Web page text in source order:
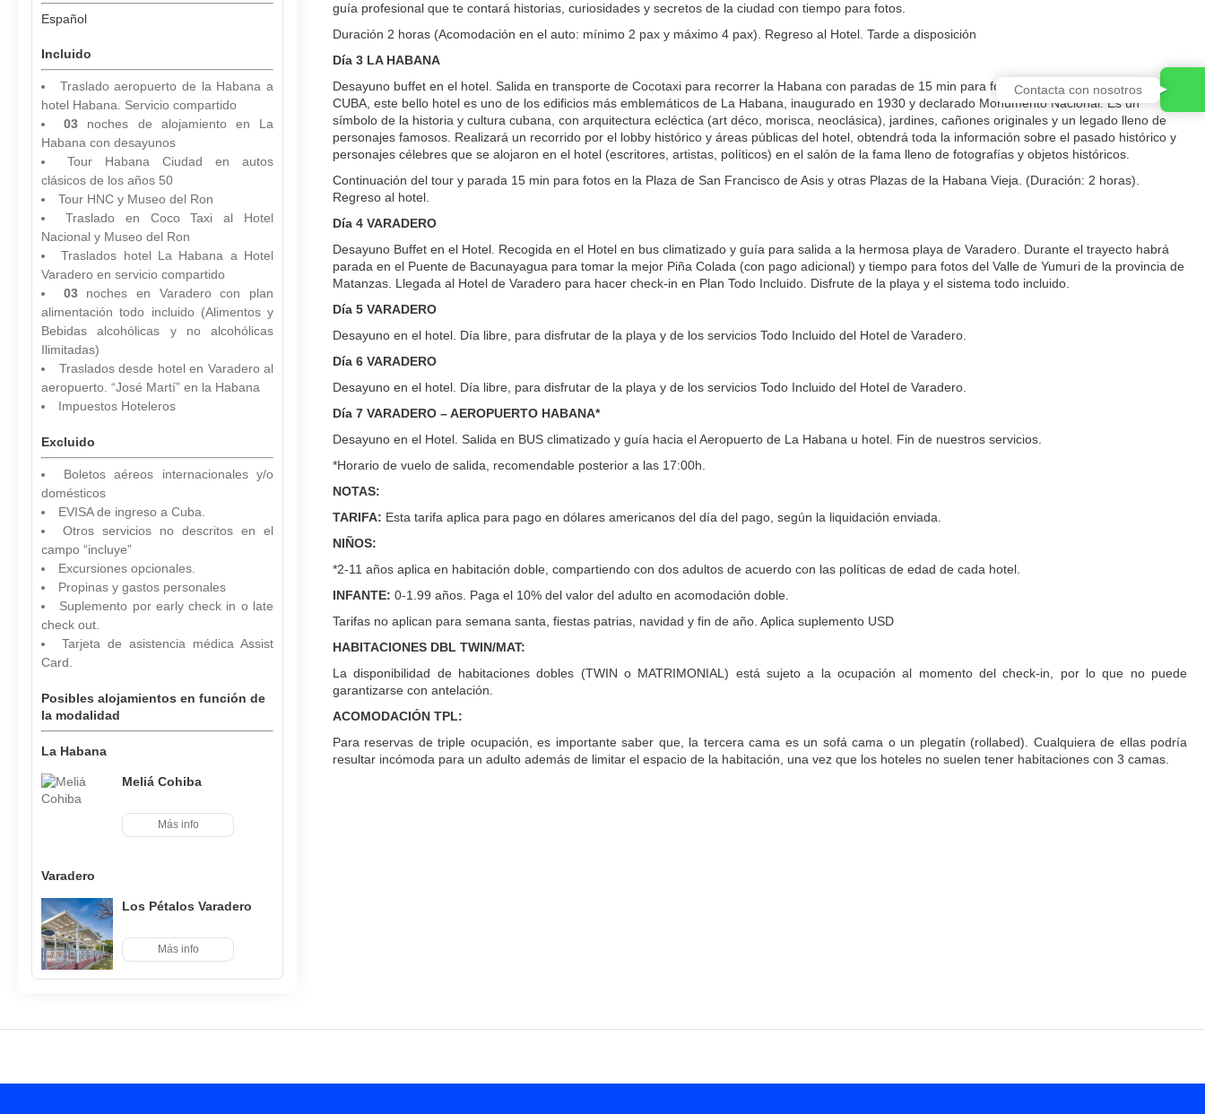
guía profesional que te contará historias, curiosidades y secretos de la ciudad con tiempo para fotos.
Duración 2 horas (Acomodación en el auto: mínimo 2 pax y máximo 4 pax). Regreso al Hotel. Tarde a disposición
Día 3 LA HABANA
Desayuno buffet en el hotel. Salida en transporte de Cocotaxi para recorrer la Habana con paradas de 15 min para fotos en el Hotel NACIONAL DE
CUBA, este bello hotel es uno de los edificios más emblemáticos de La Habana, inaugurado en 1930 y declarado Monumento Nacional. Es un
símbolo de la historia y cultura cubana, con arquitectura ecléctica (art déco, morisca, neoclásica), jardines, cañones originales y un legado lleno de
personajes famosos. Realizará un recorrido por el lobby histórico y áreas públicas del hotel, obtendrá toda la información sobre el pasado histórico y
personajes célebres que se alojaron en el hotel (escritores, artistas, políticos) en el salón de la fama lleno de fotografías y objetos históricos.
Continuación del tour y parada 15 min para fotos en la Plaza de San Francisco de Asis y otras Plazas de la Habana Vieja. (Duración: 2 horas).
Regreso al hotel.
Día 4 VARADERO
Desayuno Buffet en el Hotel. Recogida en el Hotel en bus climatizado y guía para salida a la hermosa playa de Varadero. Durante el trayecto habrá
parada en el Puente de Bacunayagua para tomar la mejor Piña Colada (con pago adicional) y tiempo para fotos del Valle de Yumuri de la provincia de
Matanzas. Llegada al Hotel de Varadero para hacer check-in en Plan Todo Incluido. Disfrute de la playa y el sistema todo incluido.
Día 5 VARADERO
Desayuno en el hotel. Día libre, para disfrutar de la playa y de los servicios Todo Incluido del Hotel de Varadero.
Día 6 VARADERO
Desayuno en el hotel. Día libre, para disfrutar de la playa y de los servicios Todo Incluido del Hotel de Varadero.
Día 7 VARADERO – AEROPUERTO HABANA*
Desayuno en el Hotel. Salida en BUS climatizado y guía hacia el Aeropuerto de La Habana u hotel. Fin de nuestros servicios.
*Horario de vuelo de salida, recomendable posterior a las 17:00h.
NOTAS:
TARIFA: Esta tarifa aplica para pago en dólares americanos del día del pago, según la liquidación enviada.
NIÑOS:
*2-11 años aplica en habitación doble, compartiendo con dos adultos de acuerdo con las políticas de edad de cada hotel.
INFANTE: 0-1.99 años. Paga el 10% del valor del adulto en acomodación doble.
Tarifas no aplican para semana santa, fiestas patrias, navidad y fin de año. Aplica suplemento USD
HABITACIONES DBL TWIN/MAT:
La disponibilidad de habitaciones dobles (TWIN o MATRIMONIAL) está sujeto a la ocupación al momento del check-in, por lo que no puede
garantizarse con antelación.
ACOMODACIÓN TPL:
Para reservas de triple ocupación, es importante saber que, la tercera cama es un sofá cama o un plegatín (rollabed). Cualquiera de ellas podría
resultar incómoda para un adulto además de limitar el espacio de la habitación, una vez que los hoteles no suelen tener habitaciones con 3 camas.
Español
Incluido
Traslado aeropuerto de la Habana a
hotel Habana. Servicio compartido
03 noches de alojamiento en La
Habana con desayunos
Tour Habana Ciudad en autos
clásicos de los años 50
Tour HNC y Museo del Ron
Traslado en Coco Taxi al Hotel
Nacional y Museo del Ron
Traslados hotel La Habana a Hotel
Varadero en servicio compartido
03noches en Varadero con plan
alimentación todo incluido (Alimentos y
Bebidas alcohólicas y no alcohólicas
Ilimitadas)
Traslados desde hotel en Varadero al
aeropuerto. “José Martí” en la Habana
Impuestos Hoteleros
Excluido
Boletos aéreos internacionales y/o
domésticos
EVISA de ingreso a Cuba.
Otros servicios no descritos en el
campo “incluye”
Excursiones opcionales.
Propinas y gastos personales
Suplemento por early check in o late
check out.
Tarjeta de asistencia médica Assist
Card.
Posibles alojamientos en función de
la modalidad
La Habana
Meliá Cohiba
Más info
Varadero
Los Pétalos Varadero
Más info
Contacta con nosotros